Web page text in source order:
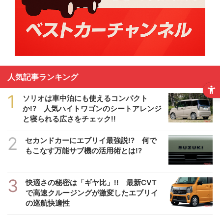
人気記事ランキング
1
ソリオは車中泊にも使えるコンパクト
か!? 人気ハイトワゴンのシートアレンジ
と寝られる広さをチェック!!
2
セカンドカーにエブリイ最強説!? 何で
もこなす万能サブ機の活用術とは!?
3
快適さの秘密は「ギヤ比」!! 最新CVT
で高速クルージングが激変したエブリイ
の巡航快適性